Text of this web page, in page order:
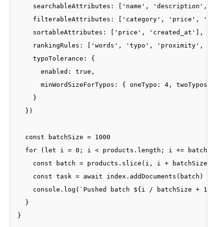
searchableAttributes: ['name', 'description',
filterableAttributes: ['category', 'price',
    sortableAttributes: ['price', 'created_at'],
rankingRules: ['words', 'typo', 'proximity',
    typoTolerance: {
      enabled: true,
minWordSizeForTypos: { oneTypo: 4, twoTypos:
    }
  })
  const batchSize = 1000
for (let i = 0; i < products.length; i +=
    const batch = products.slice(i, i + batchSize)
    const task = await index.addDocuments(batch)
console.log(`Pushed batch ${i / batchSize +
  }
}